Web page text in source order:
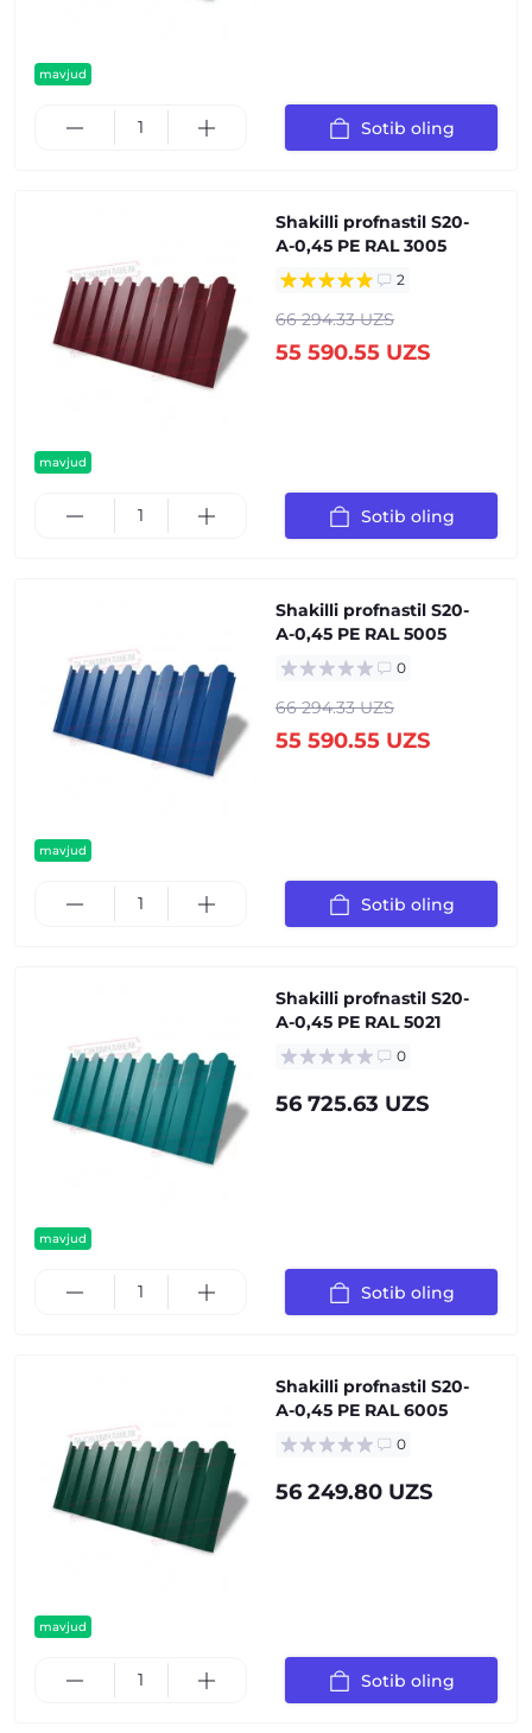
mavjud
Sotib oling
mavjud
Shakilli profnastil S20-
А-0,45 PE RAL 3005
2
66 294.33 UZS
55 590.55 UZS
Sotib oling
mavjud
Shakilli profnastil S20-
А-0,45 PE RAL 5005
0
66 294.33 UZS
55 590.55 UZS
Sotib oling
mavjud
Shakilli profnastil S20-
А-0,45 PE RAL 5021
0
56 725.63 UZS
Sotib oling
mavjud
Shakilli profnastil S20-
А-0,45 PE RAL 6005
0
56 249.80 UZS
Sotib oling